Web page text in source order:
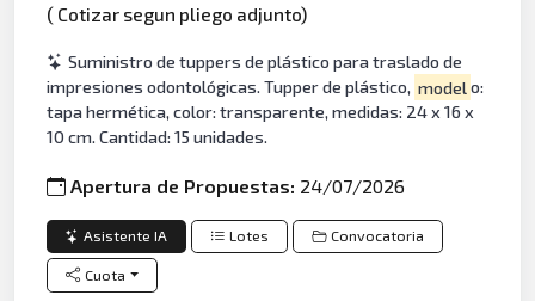
( Cotizar segun pliego adjunto)
Suministro de tuppers de plástico para traslado de
impresiones odontológicas. Tupper de plástico, model o:
tapa hermética, color: transparente, medidas: 24 x 16 x
10 cm. Cantidad: 15 unidades.
Apertura de Propuestas: 24/07/2026
Asistente IA Lotes Convocatoria
Cuota